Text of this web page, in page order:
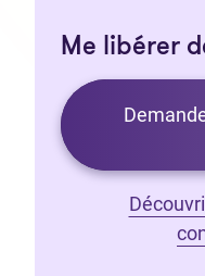
Me libérer